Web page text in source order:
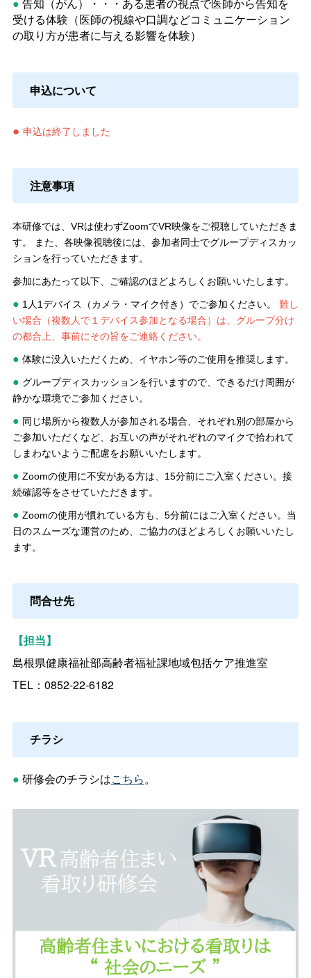
● 告知（がん）・・・ ある患者の視点で医師から告知を
受ける体験（医師の視線や口調などコミュニケーション
の取り方が患者に与える影響を体験）
申込について
● 申込は終了しました
注意事項
本研修では、VRは使わずZoomでVR映像をご視聴していただきま
す。
また、各映像視聴後には、参加者同士でグループディスカッ
ションを行っていただきます。
参加にあたって以下、ご確認のほどよろしくお願いいたします。
● 1人1デバイス（カメラ・マイク付き）でご参加ください。
難し
い場合（複数人で１デバイス参加となる場合）は、グループ分け
の都合上、事前にその旨をご連絡ください。
● 体験に没入いただくため、イヤホン等のご使用を推奨します。
● グループディスカッションを行いますので、できるだけ周囲が
静かな環境でご参加ください。
● 同じ場所から複数人が参加される場合、それぞれ別の部屋から
ご参加いただくなど、お互いの声がそれぞれのマイクで拾われて
しまわないようご配慮をお願いいたします。
● Zoomの使用に不安がある方は、15分前にご入室ください。接
続確認等をさせていただきます。
● Zoomの使用が慣れている方も、5分前にはご入室ください。当
日のスムーズな運営のため、ご協力のほどよろしくお願いいたし
ます。
問合せ先
【担当】
島根県健康福祉部高齢者福祉課地域包括ケア推進室
TEL：0852‐22‐6182
チラシ
● 研修会のチラシはこちら。